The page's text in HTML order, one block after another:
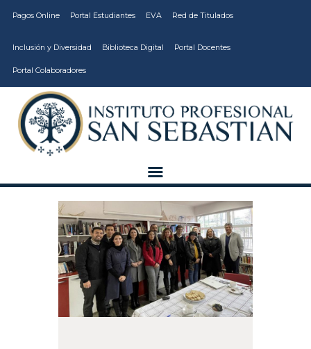
Pagos Online Portal Estudiantes EVA Red de Titulados
Inclusión y Diversidad Biblioteca Digital Portal Docentes
Portal Colaboradores
CARRERAS
VIDA ESTUDIANTIL
INSTITUCIÓN
VCM
EDUCACIÓN
CONTINUA